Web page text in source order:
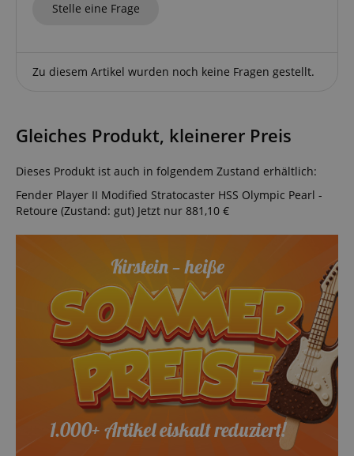
Stelle eine Frage
Zu diesem Artikel wurden noch keine Fragen gestellt.
Gleiches Produkt, kleinerer Preis
Dieses Produkt ist auch in folgendem Zustand erhältlich:
Fender Player II Modified Stratocaster HSS Olympic Pearl -
Retoure (Zustand: gut) Jetzt nur 881,10 €
Datenschutzerklärung